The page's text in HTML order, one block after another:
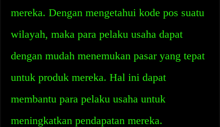
mereka. Dengan mengetahui kode pos suatu
wilayah, maka para pelaku usaha dapat
dengan mudah menemukan pasar yang tepat
untuk produk mereka. Hal ini dapat
membantu para pelaku usaha untuk
meningkatkan pendapatan mereka.